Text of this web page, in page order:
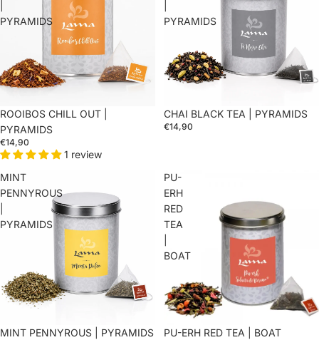
PYRAMIDS
ROOIBOS CHILL OUT |
PYRAMIDS
€14,90
1 review
PYRAMIDS
CHAI BLACK TEA | PYRAMIDS
€14,90
MINT
PENNYROUS
PYRAMIDS
MINT PENNYROUS | PYRAMIDS
PU-
ERH
RED
TEA
BOAT
PU-ERH RED TEA | BOAT